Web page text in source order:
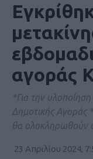
αγοράς
*Για την
Δημοτικής Αγοράς
θα ολοκληρωθούν
23 Απριλίου 2024,